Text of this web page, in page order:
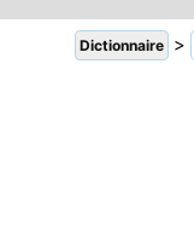
Dictionnaire >